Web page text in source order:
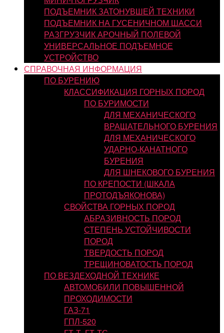
ПОДЪЕМНИК ЗАТОНУВШЕЙ ТЕХНИКИ
ПОДЪЕМНИК НА ГУСЕНИЧНОМ ШАССИ
РАЗГРУЗЧИК АРОЧНЫЙ ПОЛЕВОЙ
УНИВЕРСАЛЬНОЕ ПОДЪЕМНОЕ
УСТРОЙСТВО
СПРАВОЧНАЯ ИНФОРМАЦИЯ
ПО БУРЕНИЮ
КЛАССИФИКАЦИЯ ГОРНЫХ ПОРОД
ПО БУРИМОСТИ
ДЛЯ МЕХАНИЧЕСКОГО
ВРАЩАТЕЛЬНОГО БУРЕНИЯ
ДЛЯ МЕХАНИЧЕСКОГО
УДАРНО-КАНАТНОГО
БУРЕНИЯ
ДЛЯ ШНЕКОВОГО БУРЕНИЯ
ПО КРЕПОСТИ (ШКАЛА
ПРОТОДЪЯКОНОВА)
СВОЙСТВА ГОРНЫХ ПОРОД
АБРАЗИВНОСТЬ ПОРОД
СТЕПЕНЬ УСТОЙЧИВОСТИ
ПОРОД
ТВЕРДОСТЬ ПОРОД
ТРЕЩИНОВАТОСТЬ ПОРОД
ПО ВЕЗДЕХОДНОЙ ТЕХНИКЕ
АВТОМОБИЛИ ПОВЫШЕННОЙ
ПРОХОДИМОСТИ
ГАЗ-71
ГПЛ-520